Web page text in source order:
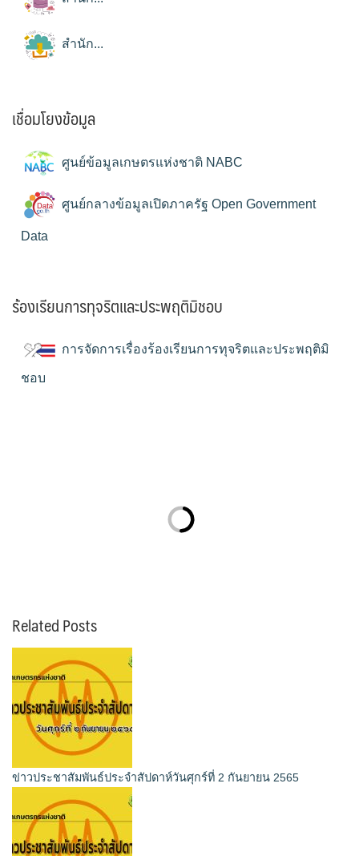
สำนัก...
เชื่อมโยงข้อมูล
ศูนย์ข้อมูลเกษตรแห่งชาติ NABC
ศูนย์กลางข้อมูลเปิดภาครัฐ Open Government
Data
ร้องเรียนการทุจริตและประพฤติมิชอบ
การจัดการเรื่องร้องเรียนการทุจริตและประพฤติมิ
ชอบ
Related Posts
ข่าวประชาสัมพันธ์ประจำสัปดาห์วันศุกร์ที่ 2 กันยายน 2565